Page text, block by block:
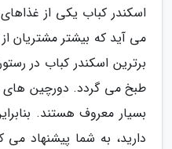
اسکندر کباب یکی از
می آید که بیشتر مشتریان
برترین اسکندر کباب در
طبخ می گردد. دورچین های
بسیار معروف هستند.
دارید، به شما پیشنهاد